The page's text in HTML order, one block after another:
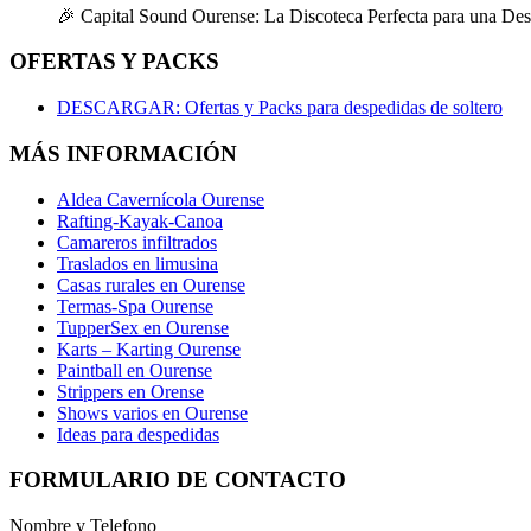
🎉 Capital Sound Ourense: La Discoteca Perfecta para una
OFERTAS Y PACKS
DESCARGAR: Ofertas y Packs para despedidas de soltero
MÁS INFORMACIÓN
Aldea Cavernícola Ourense
Rafting-Kayak-Canoa
Camareros infiltrados
Traslados en limusina
Casas rurales en Ourense
Termas-Spa Ourense
TupperSex en Ourense
Karts – Karting Ourense
Paintball en Ourense
Strippers en Orense
Shows varios en Ourense
Ideas para despedidas
FORMULARIO DE CONTACTO
Nombre y Telefono